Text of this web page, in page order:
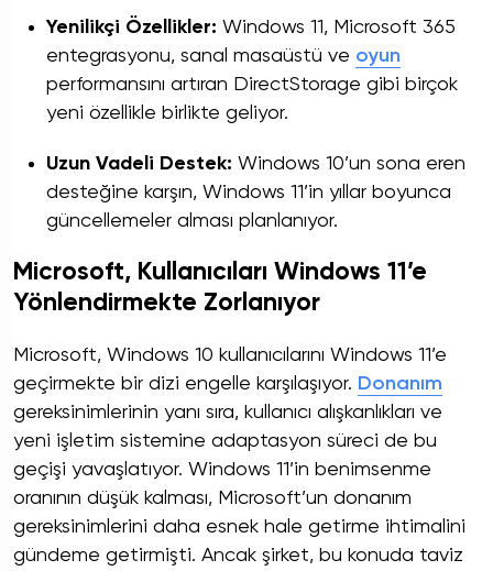
Yenilikçi Özellikler: Windows 11, Microsoft 365
entegrasyonu, sanal masaüstü ve oyun
performansını artıran DirectStorage gibi birçok
yeni özellikle birlikte geliyor.
Uzun Vadeli Destek: Windows 10’un sona eren
desteğine karşın, Windows 11’in yıllar boyunca
güncellemeler alması planlanıyor.
Microsoft, Kullanıcıları Windows 11’e
Yönlendirmekte Zorlanıyor
Microsoft, Windows 10 kullanıcılarını Windows 11’e
geçirmekte bir dizi engelle karşılaşıyor. Donanım
gereksinimlerinin yanı sıra, kullanıcı alışkanlıkları ve
yeni işletim sistemine adaptasyon süreci de bu
geçişi yavaşlatıyor. Windows 11’in benimsenme
oranının düşük kalması, Microsoft’un donanım
gereksinimlerini daha esnek hale getirme ihtimalini
gündeme getirmişti. Ancak şirket, bu konuda taviz